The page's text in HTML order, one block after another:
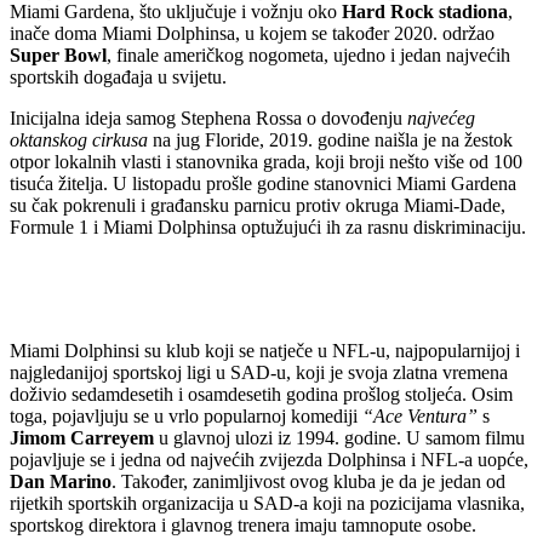
Miami Gardena, što uključuje i vožnju oko Hard Rock stadiona,
inače doma Miami Dolphinsa, u kojem se također 2020. održao
Super Bowl, finale američkog nogometa, ujedno i jedan najvećih
sportskih događaja u svijetu.
Inicijalna ideja samog Stephena Rossa o dovođenju najvećeg
oktanskog cirkusa na jug Floride, 2019. godine naišla je na žestok
otpor lokalnih vlasti i stanovnika grada, koji broji nešto više od 100
tisuća žitelja. U listopadu prošle godine stanovnici Miami Gardena
su čak pokrenuli i građansku parnicu protiv okruga Miami-Dade,
Formule 1 i Miami Dolphinsa optužujući ih za rasnu diskriminaciju.
Miami Dolphinsi su klub koji se natječe u NFL-u, najpopularnijoj i
najgledanijoj sportskoj ligi u SAD-u, koji je svoja zlatna vremena
doživio sedamdesetih i osamdesetih godina prošlog stoljeća. Osim
toga, pojavljuju se u vrlo popularnoj komediji “Ace Ventura” s
Jimom Carreyem u glavnoj ulozi iz 1994. godine. U samom filmu
pojavljuje se i jedna od najvećih zvijezda Dolphinsa i NFL-a uopće,
Dan Marino. Također, zanimljivost ovog kluba je da je jedan od
rijetkih sportskih organizacija u SAD-a koji na pozicijama vlasnika,
sportskog direktora i glavnog trenera imaju tamnopute osobe.